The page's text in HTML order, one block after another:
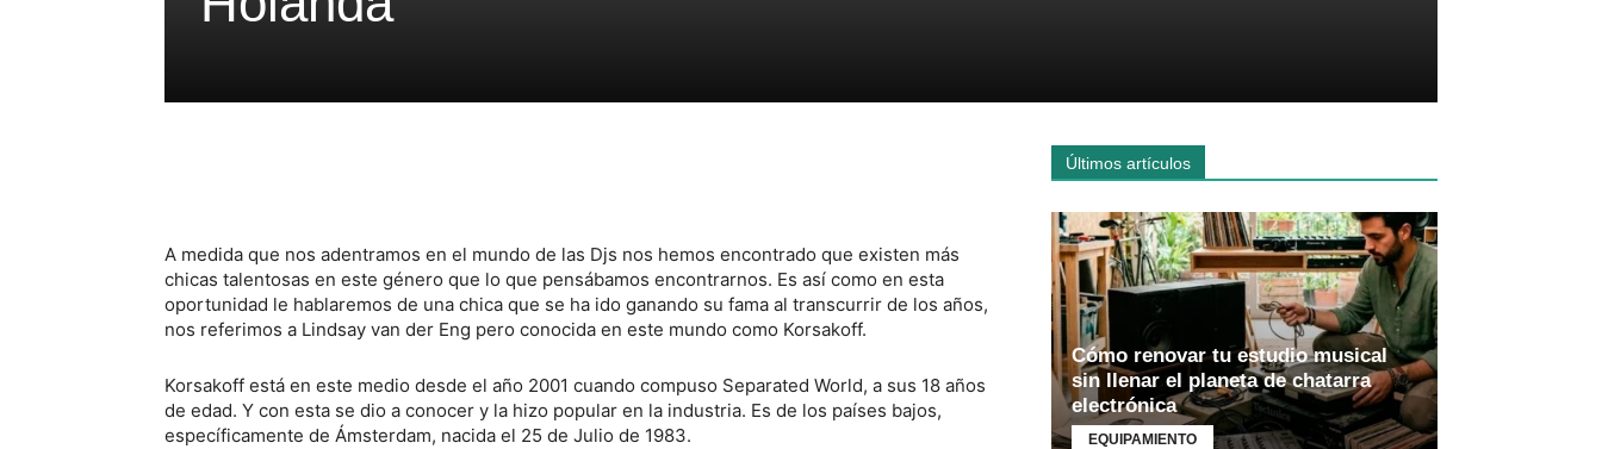
A medida que nos adentramos en el mundo de las Djs nos hemos encontrado que existen más
chicas talentosas en este género que lo que pensábamos encontrarnos. Es así como en esta
oportunidad le hablaremos de una chica que se ha ido ganando su fama al transcurrir de los años,
nos referimos a Lindsay van der Eng pero conocida en este mundo como Korsakoff.
Korsakoff está en este medio desde el año 2001 cuando compuso Separated World, a sus 18 años
de edad. Y con esta se dio a conocer y la hizo popular en la industria. Es de los países bajos,
específicamente de Ámsterdam, nacida el 25 de Julio de 1983.
Últimos artículos
Cómo renovar tu estudio musical
sin llenar el planeta de chatarra
electrónica
EQUIPAMIENTO